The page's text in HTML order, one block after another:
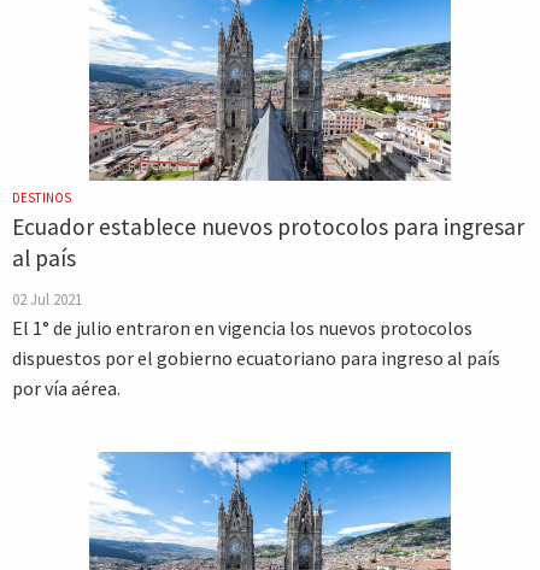
DESTINOS
Ecuador establece nuevos protocolos para ingresar
al país
02 Jul 2021
El 1° de julio entraron en vigencia los nuevos protocolos
dispuestos por el gobierno ecuatoriano para ingreso al país
por vía aérea.